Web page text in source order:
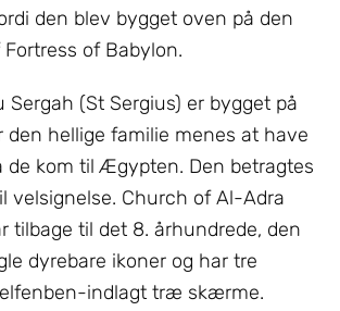
den blev bygget oven på den
of Babylon.
Sergah (St Sergius) er bygget på
den hellige familie menes at have
de kom til Ægypten. Den betragtes
velsignelse. Church of Al-Adra
tilbage til det 8. århundrede, den
dyrebare ikoner og har tre
elfenben-indlagt træ skærme.